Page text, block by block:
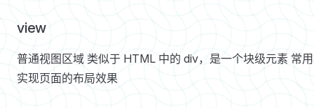
view
普通视图区域 类似于 HTML 中的 div，是一个块级元素 常
实现页面的布局效果